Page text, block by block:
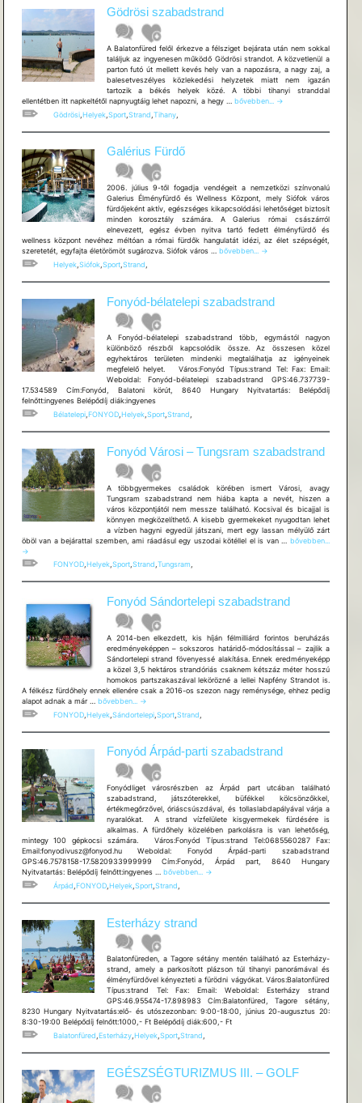
Gödrösi szabadstrand
A Balatonfüred felől érkezve a félsziget bejárata után nem sokkal
találjuk az ingyenesen működő Gödrösi strandot. A közvetlenül a
parton futó út mellett kevés hely van a napozásra, a nagy zaj, a
balesetveszélyes közlekedési helyzetek miatt nem igazán
tartozik a békés helyek közé. A többi tihanyi stranddal
ellentétben itt napkeltétől napnyugtáig lehet napozni, a hegy … Gödrösi
bővebben...
→
Gödrösi, Helyek, Sport, Strand Tihany,
Galérius Fürdő
2006. július 9-től fogadja vendégeit a nemzetközi színvonalú
Galerius Élményfürdő és Wellness Központ, mely Siófok város
fürdőjeként aktív, egészséges kikapcsolódási lehetőséget biztosít
minden korosztály számára. A Galerius római császárról
elnevezett, egész évben nyitva tartó fedett élményfürdő és
wellness központ nevéhez méltóan a római fürdők hangulatát idézi, az élet szépségét,
szeretetét, egyfajta életörömöt sugározva. Siófok város … Galérius
bővebben...
→
Helyek, Siófok, Sport, Strand
Fonyód-bélatelepi szabadstrand
A Fonyód-bélatelepi szabadstrand több, egymástól nagyon
különböző részből kapcsolódik össze. Az összesen közel
egyhektáros területen mindenki megtalálhatja az igényeinek
megfelelő helyet. Város:Fonyód Típus:strand Tel: Fax: Email:
Weboldal: Fonyód-bélatelepi szabadstrand GPS:46.737739-
17.534589 Cím:Fonyód, Balatoni körút, 8640 Hungary Nyitvatartás: Belépődíj
felnőtt:ingyenes Belépődíj diák:ingyenes
Bélatelepi, FONYOD, Helyek, Sport, Strand
Fonyód Városi – Tungsram szabadstrand
A többgyermekes családok körében ismert Városi, avagy
Tungsram szabadstrand nem hiába kapta a nevét, hiszen a
város központjától nem messze található. Kocsival és bicajjal is
könnyen megközelíthető. A kisebb gyermekeket nyugodtan lehet
a vízben hagyni egyedül játszani, mert egy lassan mélyülő zárt
öböl van a bejárattal szemben, ami ráadásul egy uszodai kötéllel el is van … Fonyód
szabadstrand
bővebben...
→
FONYOD,Helyek,Sport,Strand,Tungsram,
Fonyód Sándortelepi szabadstrand
A 2014-ben elkezdett, kis híján félmilliárd forintos beruházás
eredményeképpen – sokszoros határidő-módosítással – zajlik a
Sándortelepi strand fövenyessé alakítása. Ennek eredményeképp
a közel 3,5 hektáros strandóriás csaknem kétszáz méter hosszú
homokos partszakaszával lekörözné a lellei Napfény Strandot is.
A félkész fürdőhely ennek ellenére csak a 2016-os szezon nagy reménysége, ehhez pedig
alapot adnak a már … Fonyód
Sándortelepi
szabadstrand
bővebben...
→
FONYOD, Helyek, Sándortelepi, Sport, Strand
Fonyód Árpád-parti szabadstrand
Fonyódliget városrészben az Árpád part utcában található
szabadstrand, játszóterekkel, büfékkel kölcsönzőkkel,
értékmegőrzővel, óriáscsúszdával, és tollaslabdapályával várja a
nyaralókat. A strand vízfelülete kisgyermekek fürdésére is
alkalmas. A fürdőhely közelében parkolásra is van lehetőség,
mintegy 100 gépkocsi számára. Város:Fonyód Típus:strand Tel:0685560287 Fax:
Email:fonyodivusz@fonyod.hu Weboldal: Fonyód Árpád-parti szabadstrand
GPS:46.7578158-17.5820933999999 Cím:Fonyód, Árpád part, 8640 Hungary
Nyitvatartás: Belépődíj felnőtt:ingyenes … Fonyód
Árpád-
szabadstrand
bővebben...
→
Árpád FONYOD, Helyek, Sport, Strand
Esterházy strand
Balatonfüreden, a Tagore sétány mentén található az Esterházy-
strand, amely a parkosított plázson túl tihanyi panorámával és
élményfürdővel kényezteti a fürödni vágyókat. Város:Balatonfüred
Típus:strand Tel: Fax: Email: Weboldal: Esterházy strand
GPS:46.955474-17.898983 Cím:Balatonfüred, Tagore sétány,
8230 Hungary Nyitvatartás:elő- és utószezonban: 9:00-18:00, június 20-augusztus 20:
8:30-19:00 Belépődíj felnőtt:1000,- Ft Belépődíj diák:600,- Ft
Balatonfüred Esterházy, Helyek, Sport, Strand
EGÉSZSÉGTURIZMUS III. – GOLF